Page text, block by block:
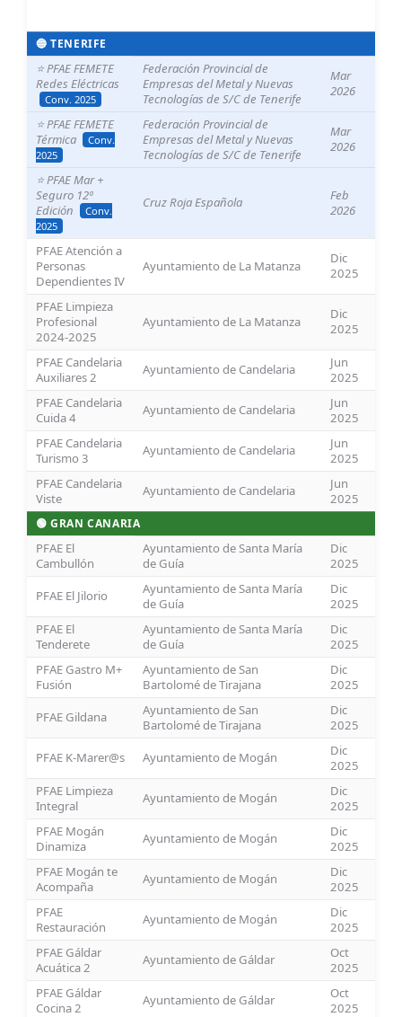
🔵 TENERIFE
⭐ PFAE FEMETE
Redes Eléctricas
Conv. 2025
Federación Provincial de
Empresas del Metal y Nuevas
Tecnologías de S/C de Tenerife
Mar
2026
⭐ PFAE FEMETE
Térmica
Conv.
2025
Federación Provincial de
Empresas del Metal y Nuevas
Tecnologías de S/C de Tenerife
Mar
2026
⭐ PFAE Mar +
Seguro 12ª
Edición
Conv.
2025
Cruz Roja Española
Feb
2026
PFAE Atención a
Personas
Dependientes IV
Ayuntamiento de La Matanza
Dic
2025
PFAE Limpieza
Profesional
2024-2025
Ayuntamiento de La Matanza
Dic
2025
PFAE Candelaria
Auxiliares 2
Ayuntamiento de Candelaria
Jun
2025
PFAE Candelaria
Cuida 4
Ayuntamiento de Candelaria
Jun
2025
PFAE Candelaria
Turismo 3
Ayuntamiento de Candelaria
Jun
2025
PFAE Candelaria
Viste
Ayuntamiento de Candelaria
Jun
2025
🟢 GRAN CANARIA
PFAE El
Cambullón
Ayuntamiento de Santa María
de Guía
Dic
2025
PFAE El Jilorio
Ayuntamiento de Santa María
de Guía
Dic
2025
PFAE El
Tenderete
Ayuntamiento de Santa María
de Guía
Dic
2025
PFAE Gastro M+
Fusión
Ayuntamiento de San
Bartolomé de Tirajana
Dic
2025
PFAE Gildana
Ayuntamiento de San
Bartolomé de Tirajana
Dic
2025
PFAE K-Marer@s
Ayuntamiento de Mogán
Dic
2025
PFAE Limpieza
Integral
Ayuntamiento de Mogán
Dic
2025
PFAE Mogán
Dinamiza
Ayuntamiento de Mogán
Dic
2025
PFAE Mogán te
Acompaña
Ayuntamiento de Mogán
Dic
2025
PFAE
Restauración
Ayuntamiento de Mogán
Dic
2025
PFAE Gáldar
Acuática 2
Ayuntamiento de Gáldar
Oct
2025
PFAE Gáldar
Cocina 2
Ayuntamiento de Gáldar
Oct
2025